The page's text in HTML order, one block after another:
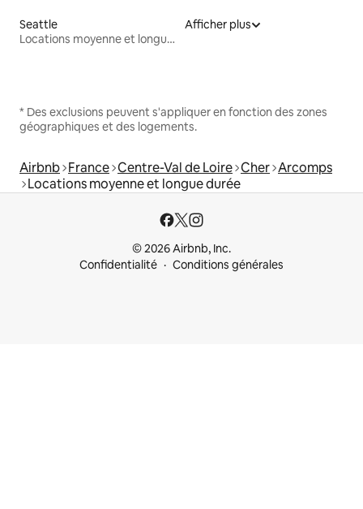
Seattle
Locations moyenne et longue durée
Afficher plus
* Des exclusions peuvent s'appliquer en fonction des zones
géographiques et des logements.
Airbnb France Centre-Val de Loire Cher Arcomps
Locations moyenne et longue durée
© 2026 Airbnb, Inc.
Confidentialité
Conditions générales